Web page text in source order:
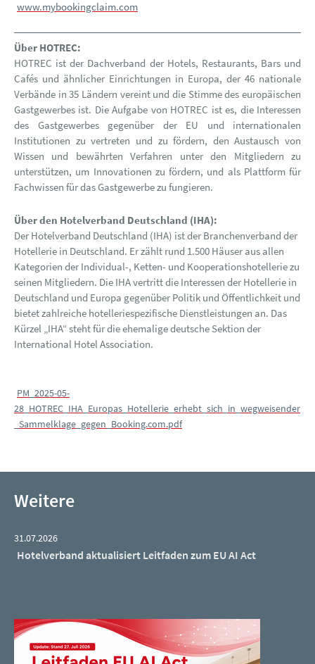
www.mybookingclaim.com
Über HOTREC:
HOTREC ist der Dachverband der Hotels, Restaurants, Bars und
Cafés und ähnlicher Einrichtungen in Europa, der 46 nationale
Verbände in 35 Ländern vereint und die Stimme des europäischen
Gastgewerbes ist. Die Aufgabe von HOTREC ist es, die Interessen
des Gastgewerbes gegenüber der EU und internationalen
Institutionen zu vertreten und zu fördern, den Austausch von
Wissen und bewährten Verfahren unter den Mitgliedern zu
unterstützen, um Innovationen zu fördern, und als Plattform für
Fachwissen für das Gastgewerbe zu fungieren.
Über den Hotelverband Deutschland (IHA):
Der Hotelverband Deutschland (IHA) ist der Branchenverband der
Hotellerie in Deutschland. Er zählt rund 1.500 Häuser aus allen
Kategorien der Individual-, Ketten- und Kooperationshotellerie zu
seinen Mitgliedern. Die IHA vertritt die Interessen der Hotellerie in
Deutschland und Europa gegenüber Politik und Öffentlichkeit und
bietet zahlreiche hotelleriespezifische Dienstleistungen an. Das
Kürzel „IHA“ steht für die ehemalige deutsche Sektion der
International Hotel Association.
PM_2025-05-
28_HOTREC_IHA_Europas_Hotellerie_erhebt_sich_in_wegweisender
_Sammelklage_gegen_Booking.com.pdf
Weitere
31.07.2026
Hotelverband aktualisiert Leitfaden zum EU AI Act